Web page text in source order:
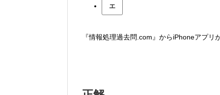
エ
『情報処理過去問.com』からiPhoneアプリ